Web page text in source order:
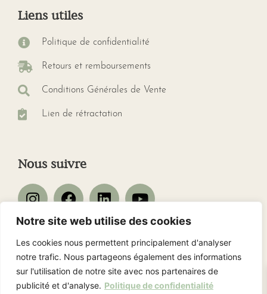
Notre site web utilise des cookies
Les cookies nous permettent principalement d'analyser
notre trafic. Nous partageons également des informations
sur l'utilisation de notre site avec nos partenaires de
publicité et d'analyse. Politique de confidentialité
Liens utiles
Politique de confidentialité
Retours et remboursements
Conditions Générales de Vente
Lien de rétractation
Nous suivre
Nos avis client